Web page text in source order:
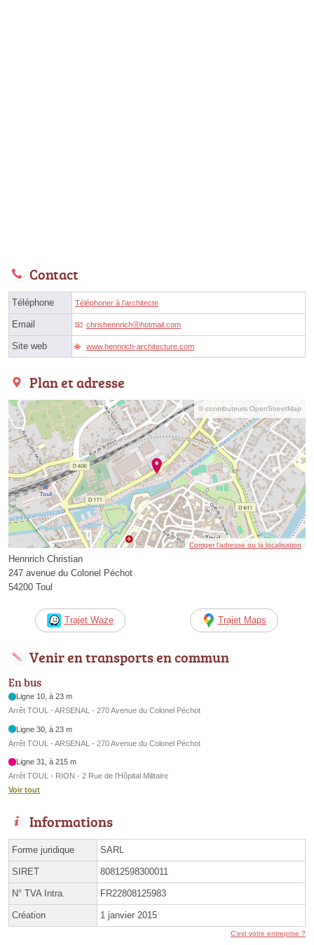
Contact
Téléphone Téléphoner à l'architecte
Email chrishennrichⓐhotmail.com
Site web www.hennrich-architecture.com
Plan et adresse
© contributeurs OpenStreetMap
Corriger l’adresse ou la localisation
Hennrich Christian
247 avenue du Colonel Péchot
54200 Toul
Trajet Waze Trajet Maps
Venir en transports en commun
En bus
Ligne 10, à 23 m
Arrêt TOUL - ARSENAL - 270 Avenue du Colonel Péchot
Ligne 30, à 23 m
Arrêt TOUL - ARSENAL - 270 Avenue du Colonel Péchot
Ligne 31, à 215 m
Arrêt TOUL - RION - 2 Rue de l'Hôpital Militaire
Voir tout
Informations
Forme juridique SARL
SIRET 80812598300011
N° TVA Intra. FR22808125983
Création 1 janvier 2015
C'est votre entreprise ?